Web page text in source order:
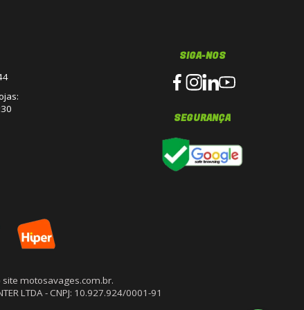
SIGA-NOS
SEGURANÇA
site motosavages.com.br.
LTDA - CNPJ: 10.927.924/0001-91